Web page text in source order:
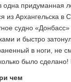
одна придуманная
из Архангельска
судно
и быстро
в ноги, не
было
чем